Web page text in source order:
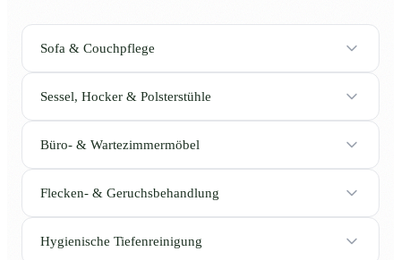
Sofa & Couchpflege
Sessel, Hocker & Polsterstühle
Büro- & Wartezimmermöbel
Flecken- & Geruchsbehandlung
Hygienische Tiefenreinigung